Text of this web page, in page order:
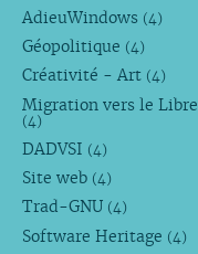
AdieuWindows (4)
Géopolitique (4)
Créativité - Art (4)
Migration vers le Libre
(4)
DADVSI (4)
Site web (4)
Trad-GNU (4)
Software Heritage (4)